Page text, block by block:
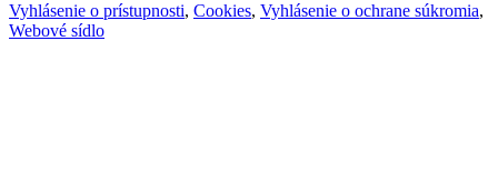
Vyhlásenie o prístupnosti, Cookies, Vyhlásenie o ochrane súkromia,
Webové sídlo